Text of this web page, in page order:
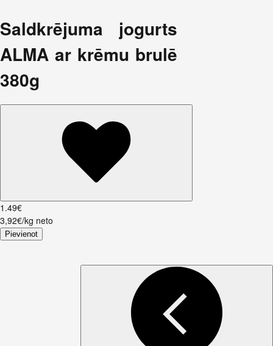
Saldkrējuma jogurts
ALMA ar krēmu brulē
380g
1 .49€
3,92€/kg neto
Pievienot